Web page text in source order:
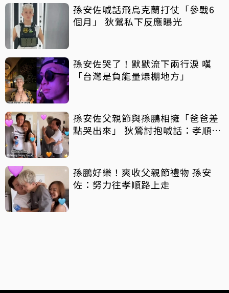
孫安佐喊話飛烏克蘭打仗「參戰6
個月」 狄鶯私下反應曝光
孫安佐哭了！默默流下兩行淚 嘆
「台灣是負能量爆棚地方」
孫安佐父親節與孫鵬相擁「爸爸差
點哭出來」 狄鶯討抱喊話：孝順是
孫鵬好樂！爽收父親節禮物 孫安
佐：努力往孝順路上走